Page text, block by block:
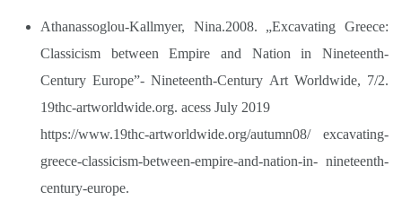
Athanassoglou-Kallmyer, Nina.2008. „Excavating Greece:
Classicism between Empire and Nation in Nineteenth-
Century Europе”- Nineteenth-Century Art Worldwide, 7/2.
19thc-artworldwide.org. acess July 2019
https://www.19thc-artworldwide.org/autumn08/excavating-
greece-classicism-between-empire-and-nation-in- nineteenth-
century-europe.